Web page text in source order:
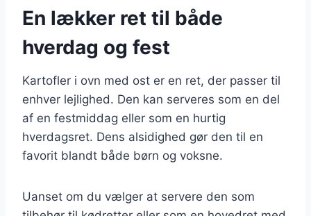
En lækker ret til både
hverdag og fest
Kartofler i ovn med ost er en ret, der passer til
enhver lejlighed. Den kan serveres som en del
af en festmiddag eller som en hurtig
hverdagsret. Dens alsidighed gør den til en
favorit blandt både børn og voksne.
Uanset om du vælger at servere den som